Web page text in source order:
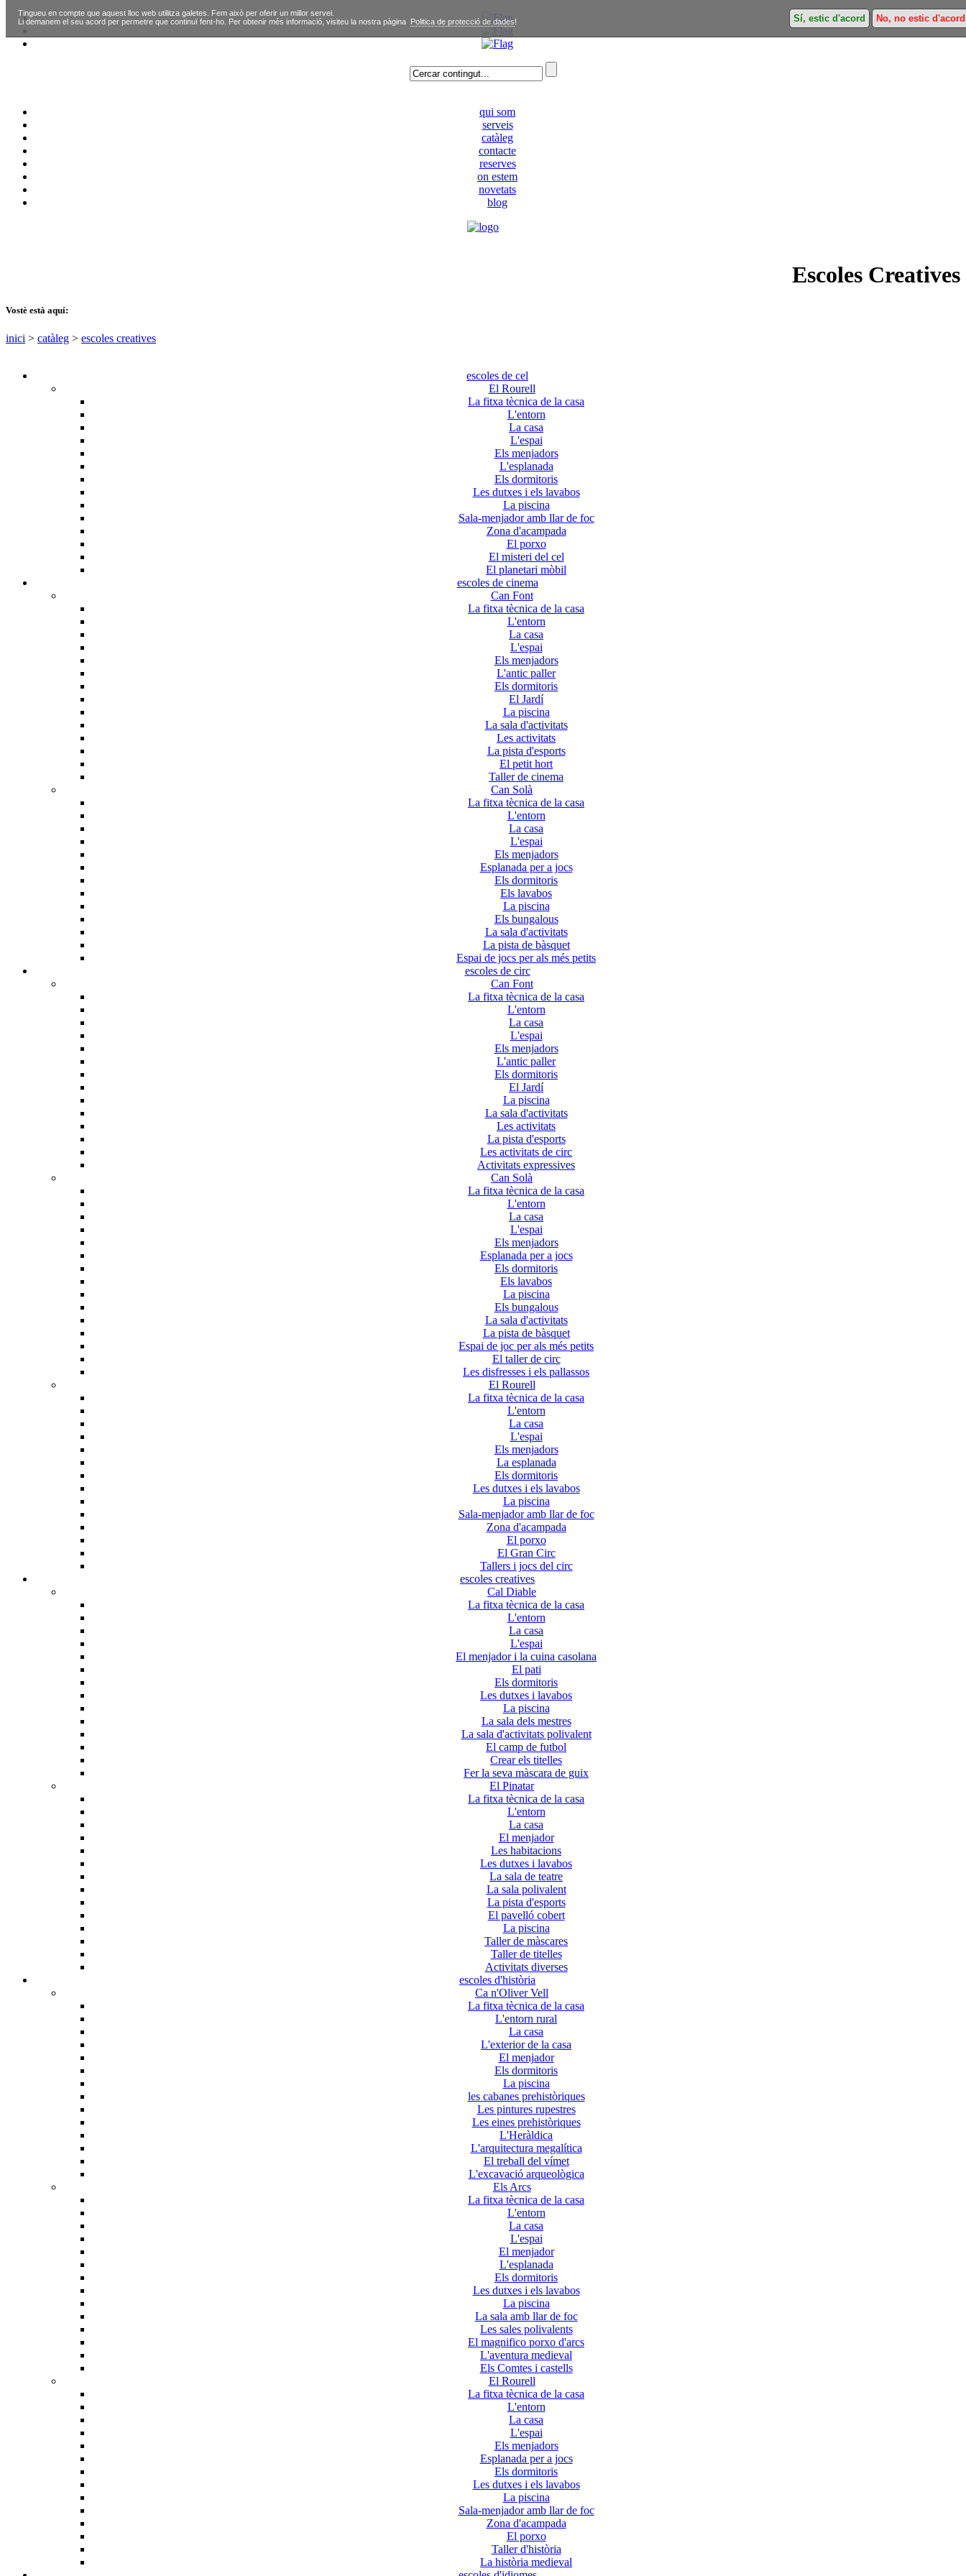
Tingueu en compte que aquest lloc web utilitza galetes. Fem això per oferir un millor servei.
Li demanem el seu acord per permetre que continuï fent-ho. Per obtenir més informació, visiteu la nostra pàgina Politica de protecció de dades! Sí, estic d'acord No, no estic d'acord
qui som
serveis
catàleg
contacte
reserves
on estem
novetats
blog
Escoles Creatives
Vostè està aquí:
inici > catàleg > escoles creatives
escoles de cel
El Rourell
La fitxa tècnica de la casa
L'entorn
La casa
L'espai
Els menjadors
L'esplanada
Els dormitoris
Les dutxes i els lavabos
La piscina
Sala-menjador amb llar de foc
Zona d'acampada
El porxo
El misteri del cel
El planetari mòbil
escoles de cinema
Can Font
La fitxa tècnica de la casa
L'entorn
La casa
L'espai
Els menjadors
L'antic paller
Els dormitoris
El Jardí
La piscina
La sala d'activitats
Les activitats
La pista d'esports
El petit hort
Taller de cinema
Can Solà
La fitxa tècnica de la casa
L'entorn
La casa
L'espai
Els menjadors
Esplanada per a jocs
Els dormitoris
Els lavabos
La piscina
Els bungalous
La sala d'activitats
La pista de bàsquet
Espai de jocs per als més petits
escoles de circ
Can Font
La fitxa tècnica de la casa
L'entorn
La casa
L'espai
Els menjadors
L'antic paller
Els dormitoris
El Jardí
La piscina
La sala d'activitats
Les activitats
La pista d'esports
Les activitats de circ
Activitats expressives
Can Solà
La fitxa tècnica de la casa
L'entorn
La casa
L'espai
Els menjadors
Esplanada per a jocs
Els dormitoris
Els lavabos
La piscina
Els bungalous
La sala d'activitats
La pista de bàsquet
Espai de joc per als més petits
El taller de circ
Les disfresses i els pallassos
El Rourell
La fitxa tècnica de la casa
L'entorn
La casa
L'espai
Els menjadors
La esplanada
Els dormitoris
Les dutxes i els lavabos
La piscina
Sala-menjador amb llar de foc
Zona d'acampada
El porxo
El Gran Circ
Tallers i jocs del circ
escoles creatives
Cal Diable
La fitxa tècnica de la casa
L'entorn
La casa
L'espai
El menjador i la cuina casolana
El pati
Els dormitoris
Les dutxes i lavabos
La piscina
La sala dels mestres
La sala d'activitats polivalent
El camp de futbol
Crear els titelles
Fer la seva màscara de guix
El Pinatar
La fitxa tècnica de la casa
L'entorn
La casa
El menjador
Les habitacions
Les dutxes i lavabos
La sala de teatre
La sala polivalent
La pista d'esports
El pavelló cobert
La piscina
Taller de màscares
Taller de titelles
Activitats diverses
escoles d'història
Ca n'Oliver Vell
La fitxa tècnica de la casa
L'entorn rural
La casa
L'exterior de la casa
El menjador
Els dormitoris
La piscina
les cabanes prehistòriques
Les pintures rupestres
Les eines prehistòriques
L'Heràldica
L'arquitectura megalítica
El treball del vímet
L'excavació arqueològica
Els Arcs
La fitxa tècnica de la casa
L'entorn
La casa
L'espai
El menjador
L'esplanada
Els dormitoris
Les dutxes i els lavabos
La piscina
La sala amb llar de foc
Les sales polivalents
El magnifico porxo d'arcs
L'aventura medieval
Els Comtes i castells
El Rourell
La fitxa tècnica de la casa
L'entorn
La casa
L'espai
Els menjadors
Esplanada per a jocs
Els dormitoris
Les dutxes i els lavabos
La piscina
Sala-menjador amb llar de foc
Zona d'acampada
El porxo
Taller d'història
La història medieval